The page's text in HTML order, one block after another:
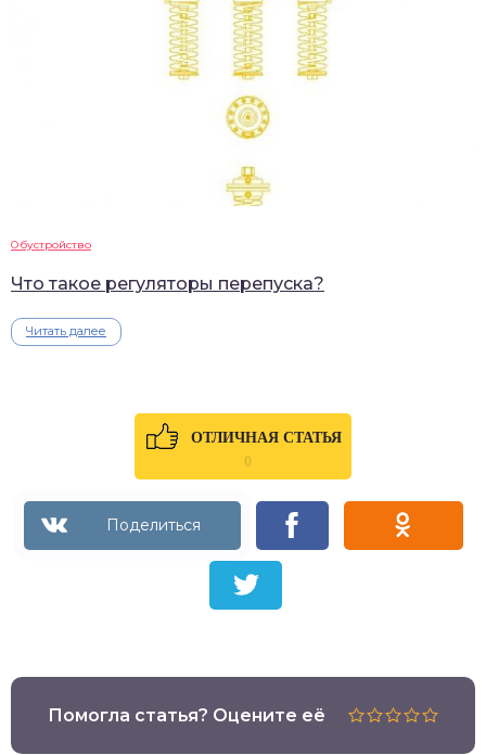
Обустройство
Что такое регуляторы перепуска?
Читать далее
ОТЛИЧНАЯ СТАТЬЯ
0
Помогла статья? Оцените её